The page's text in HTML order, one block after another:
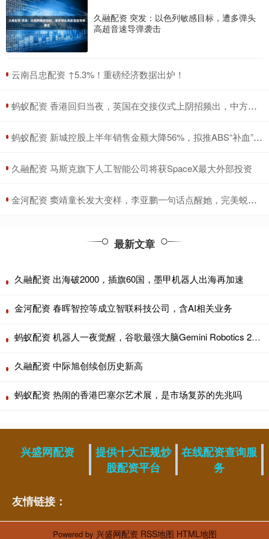
久融配资 突发：以色列敏感目标，遭多弹头
高超音速导弹袭击
​云南吕忠配资 ↑5.3%！重磅经济数据出炉！
​蚂蚁配资 香港回归当夜，英国在交接仪式上阴招频出，中方人员如何化解危机_香港会展中心_国旗_中国
​蚂蚁配资 新城控股上半年销售金额大降56%，拟推ABS“补血”还债，年报连续被出具非标意见
​久融配资 马斯克旗下人工智能公司将获SpaceX最大外部投资
​金河配资 窦靖童长发大变样，李亚鹏一句话点醒她，完美蜕变成女神！_外界压力_气质_个性
最新文章
久融配资 出海破2000，插旗60国，墨甲机器人出海再加速
金河配资 春晖智控等成立智联科技公司，含AI相关业务
蚂蚁配资 机器人一夜觉醒，谷歌最强大脑Gemini Robotics 2上线了
久融配资 中际旭创续创历史新高
蚂蚁配资 热闹的香港巴塞尔艺术展，是市场复苏的先兆吗
兴盛网配资
提供十大正规炒
股配资平台
在线配资查询服
务
友情链接：
Powered by 兴盛网配资 RSS地图 HTML地图